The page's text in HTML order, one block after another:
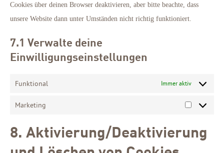
Cookies über deinen Browser deaktivieren, aber bitte beachte, dass
unsere Website dann unter Umständen nicht richtig funktioniert.
7.1 Verwalte deine
Einwilligungseinstellungen
Funktional Immer aktiv
Marketing
8. Aktivierung/Deaktivierung